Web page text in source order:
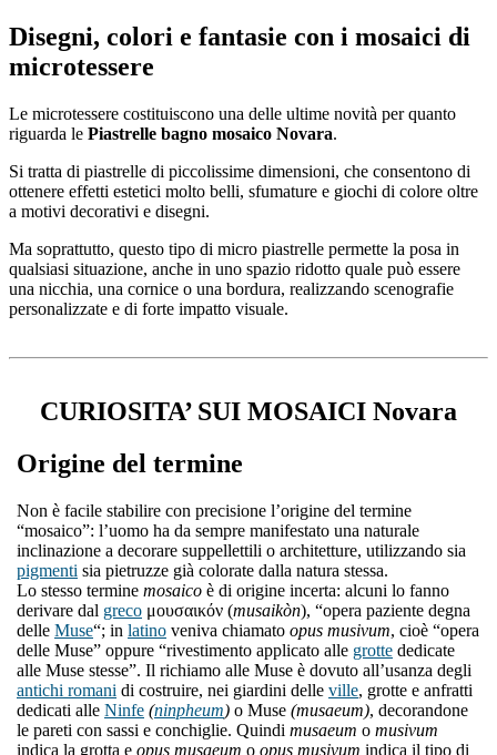
Disegni, colori e fantasie con i mosaici di
microtessere
Le microtessere costituiscono una delle ultime novità per quanto
riguarda le Piastrelle bagno mosaico Novara.
Si tratta di piastrelle di piccolissime dimensioni, che consentono di
ottenere effetti estetici molto belli, sfumature e giochi di colore oltre
a motivi decorativi e disegni.
Ma soprattutto, questo tipo di micro piastrelle permette la posa in
qualsiasi situazione, anche in uno spazio ridotto quale può essere
una nicchia, una cornice o una bordura, realizzando scenografie
personalizzate e di forte impatto visuale.
CURIOSITA’ SUI MOSAICI Novara
Origine del termine
Non è facile stabilire con precisione l’origine del termine
“mosaico”: l’uomo ha da sempre manifestato una naturale
inclinazione a decorare suppellettili o architetture, utilizzando sia
pigmenti sia pietruzze già colorate dalla natura stessa.
Lo stesso termine mosaico è di origine incerta: alcuni lo fanno
derivare dal greco μουσαικόν (musaikòn), “opera paziente degna
delle Muse“; in latino veniva chiamato opus musivum, cioè “opera
delle Muse” oppure “rivestimento applicato alle grotte dedicate
alle Muse stesse”. Il richiamo alle Muse è dovuto all’usanza degli
antichi romani di costruire, nei giardini delle ville, grotte e anfratti
dedicati alle Ninfe (ninpheum) o Muse (musaeum), decorandone
le pareti con sassi e conchiglie. Quindi musaeum o musivum
indica la grotta e opus musaeum o opus musivum indica il tipo di